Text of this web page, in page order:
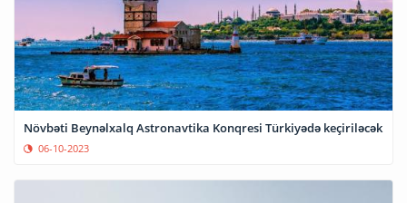
Növbəti Beynəlxalq Astronavtika Konqresi Türkiyədə keçiriləcək
06-10-2023